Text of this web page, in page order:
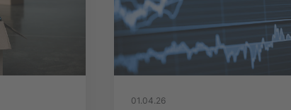
01.04.26